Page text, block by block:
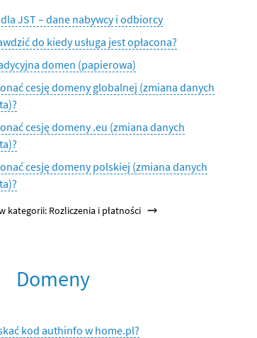
JST – dane nabywcy i odbiorcy
do kiedy usługa jest opłacona?
domen (papierowa)
cesję domeny globalnej (zmiana danych
cesję domeny .eu (zmiana danych
cesję domeny polskiej (zmiana danych
kategorii: Rozliczenia i płatności
Domeny
kod authinfo w home.pl?